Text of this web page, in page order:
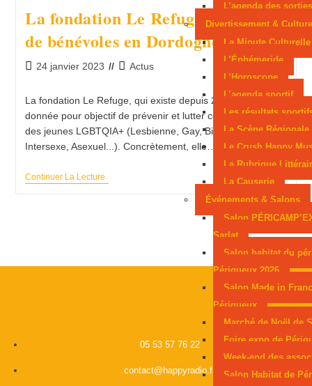
L’agenda des
Divertissement & Culture
La Minute Culturelle
L’Éphémeride
L’Horoscope
L’agenda sportif
Les résultats
La Scène Régionale
Le Crush Happy
La Rubrique
La Causerie
Événements & Salons
Salon
Sarlat
Salon habitat du
Périgueux 2026
Salon Made in
Périgueux
Marché de Noël de
Foire expo de
Week-end des
Salon Habitat de
La fondation Le Refuge a besoin
de bénévoles en Dordogne
24 janvier 2023 Actus
La fondation Le Refuge, qui existe depuis 2003, s'est
donnée pour objectif de prévenir et lutter contre l'isolement
des jeunes LGBTQIA+ (Lesbienne, Gay, Bi, Trans, Queer,
Intersexe, Asexuel...). Concrètement, elle…
Continuer La Lecture
05 53 57 76 22
contact@happyradio.fr